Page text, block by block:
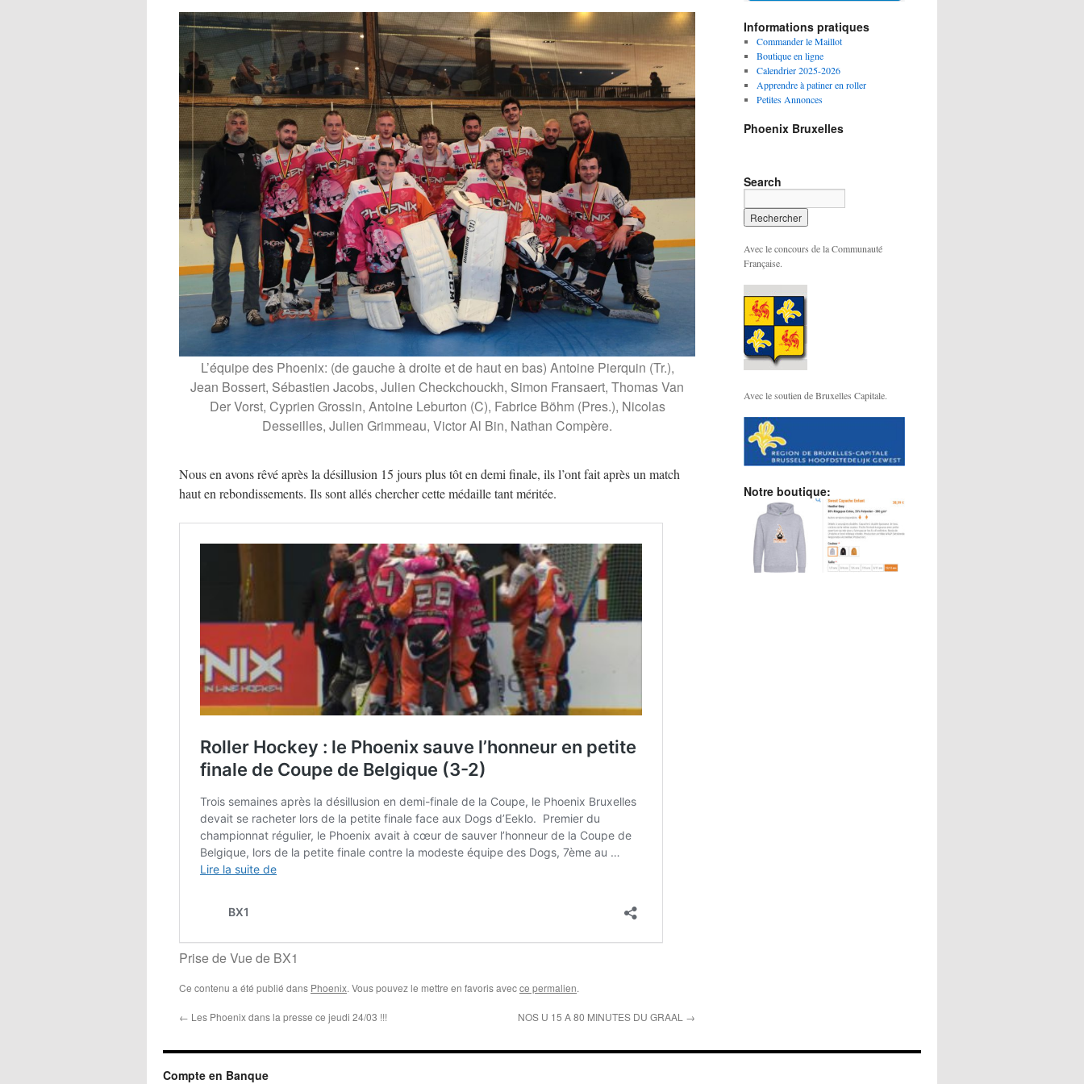
L’équipe des Phoenix: (de gauche à droite et de haut en bas) Antoine Pierquin (Tr.),
Jean Bossert, Sébastien Jacobs, Julien Checkchouckh, Simon Fransaert, Thomas Van
Der Vorst, Cyprien Grossin, Antoine Leburton (C), Fabrice Böhm (Pres.), Nicolas
Desseilles, Julien Grimmeau, Victor Al Bin, Nathan Compère.
Nous en avons rêvé après la désillusion 15 jours plus tôt en demi finale, ils l’ont fait après un match
haut en rebondissements. Ils sont allés chercher cette médaille tant méritée.
Prise de Vue de BX1
Ce contenu a été publié dans Phoenix. Vous pouvez le mettre en favoris avecce permalien.
← Les Phoenix dans la presse ce jeudi 24/03 !!! NOS U 15 A 80 MINUTES DU GRAAL →
Informations pratiques
Commander le Maillot
Boutique en ligne
Calendrier 2025-2026
Apprendre à patiner en roller
Petites Annonces
Phoenix Bruxelles
Search
Avec le concours de la Communauté
Française.
Avec le soutien de Bruxelles Capitale.
Notre boutique:
Compte en Banque